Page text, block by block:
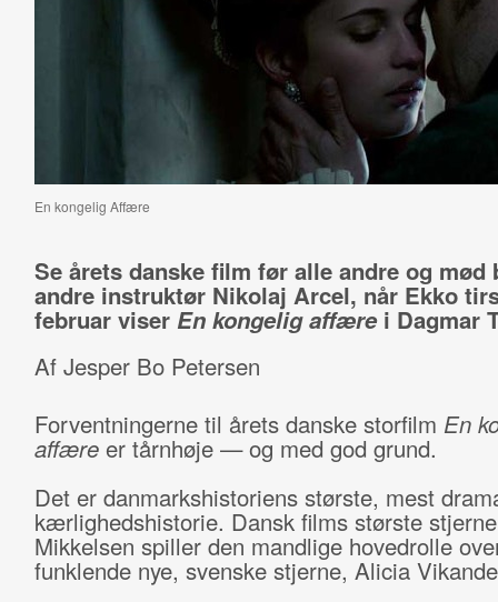
En kongelig Affære
Se årets danske film før alle andre og mød
andre instruktør Nikolaj Arcel, når Ekko
februar viser En kongelig affærei Dagmar
Af Jesper Bo Petersen
Forventningerne til årets danske storfilm En
affæreer tårnhøje — og med god grund.
Det er danmarkshistoriens største, mest
kærlighedshistorie. Dansk films største
Mikkelsen spiller den mandlige hovedrolle
funklende nye, svenske stjerne, Alicia